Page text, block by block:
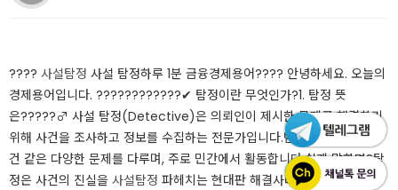
???? 사설탐정 사설 탐정하루 1분 금융경제용어​???? 안녕하세요. ​오늘의
경제용어입니다. ????????????​​✔ 탐정이란 무엇인가?1. 탐정 뜻
은?????️‍♂️ 사설 탐정(Detective)은 의뢰인이 제시한 문제를 해결하기
위해 사건을 조사하고 정보를 수집하는 전문가입니다.범죄, 실종, 사기 사
건 같은 다양한 문제를 다루며, 주로 민간에서 활동합니다.​쉽게 말하면?탐
정은 사건의 진실을 사설탐정 파헤치는 현대판 해결사라고 할 수 있죠!